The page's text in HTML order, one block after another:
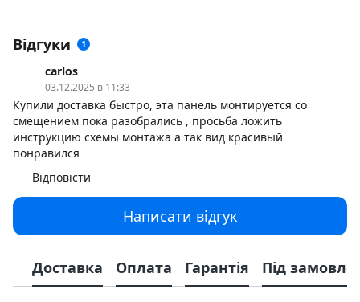
Відгуки 1
carlos
03.12.2025 в 11:33
Купили доставка быстро, эта панель монтируется со
смещением пока разобрались , просьба ложить
инструкцию схемы монтажа а так вид красивый
понравился
Відповісти
Написати відгук
Доставка Оплата Гарантія Під